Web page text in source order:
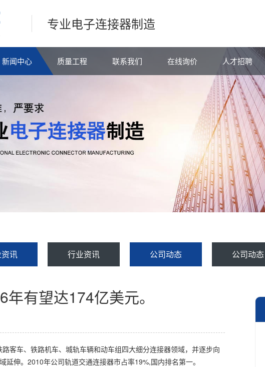
专业电子连接器制造
新闻中心 质量工程 联系我们 在线询价 人才招聘
讯 行业资讯 公司动态 公司动态
有望达174亿美元。
客车、铁路机车、城轨车辆和动车组四大细分连接器领域，并逐步向
伸。2010年公司轨道交通连接器市占率19%,国内排名第一。